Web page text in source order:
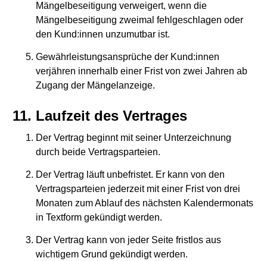
Mängelbeseitigung verweigert, wenn die
Mängelbeseitigung zweimal fehlgeschlagen oder
den Kund:innen unzumutbar ist.
Gewährleistungsansprüche der Kund:innen
verjähren innerhalb einer Frist von zwei Jahren ab
Zugang der Mängelanzeige.
Laufzeit des Vertrages
Der Vertrag beginnt mit seiner Unterzeichnung
durch beide Vertragsparteien.
Der Vertrag läuft unbefristet. Er kann von den
Vertragsparteien jederzeit mit einer Frist von drei
Monaten zum Ablauf des nächsten Kalendermonats
in Textform gekündigt werden.
Der Vertrag kann von jeder Seite fristlos aus
wichtigem Grund gekündigt werden.